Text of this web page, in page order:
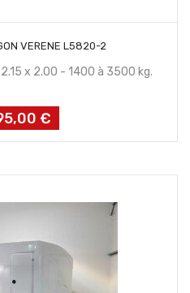
VERENE L5820-2
x 2.00 - 1400 à 3500 kg.
€